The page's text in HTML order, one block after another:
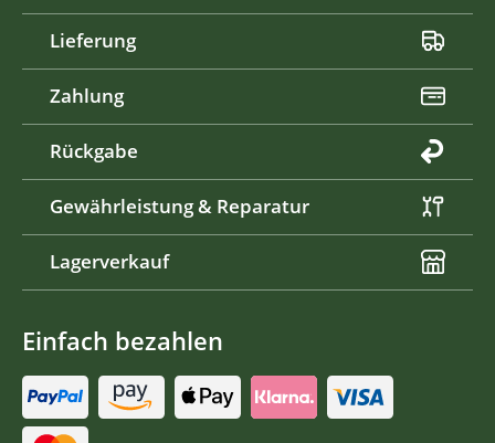
Lieferung
Zahlung
Rückgabe
Gewährleistung & Reparatur
Lagerverkauf
Einfach bezahlen